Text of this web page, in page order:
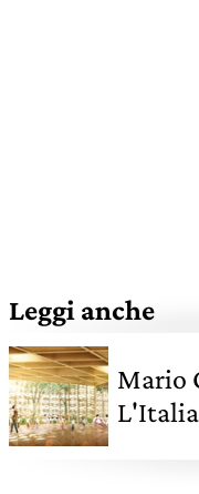
Leggi anche
Mario